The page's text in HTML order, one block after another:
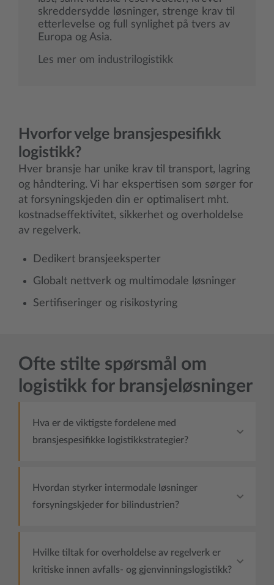
skreddersydde løsninger, strenge krav til
etterlevelse og full synlighet på tvers av
Europa og Asia.
Les mer om industrilogistikk
Hvorfor velge bransjespesifikk
logistikk?
Hver bransje har unike krav til transport, lagring
og håndtering. Vi har ekspertisen som sørger for
at forsyningskjeden din er optimalisert mht.
kostnadseffektivitet, sikkerhet og overholdelse
av regelverk.
Dedikert bransjeeksperter
Globalt nettverk og multimodale løsninger
Sertifiseringer og risikostyring
Ofte stilte spørsmål om
logistikk for bransjeløsninger
Hva er de viktigste fordelene med
bransjespesifikke logistikkstrategier?
Hvordan styrker intermodale løsninger
forsyningskjeder for bilindustrien?
Hvilke tiltak for overholdelse av regelverk er
kritiske innen avfalls- og gjenvinningslogistikk?